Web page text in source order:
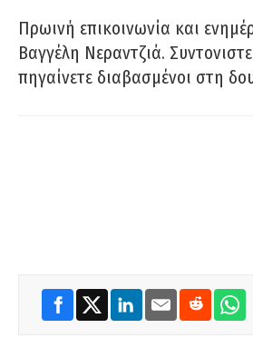
Πρωινή επικοινωνία και
Βαγγέλη Νεραντζιά.
πηγαίνετε διαβασμένοι στη